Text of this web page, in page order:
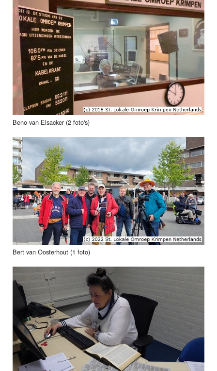
Beno van Elsacker (2 foto's)
Bert van Oosterhout (1 foto)